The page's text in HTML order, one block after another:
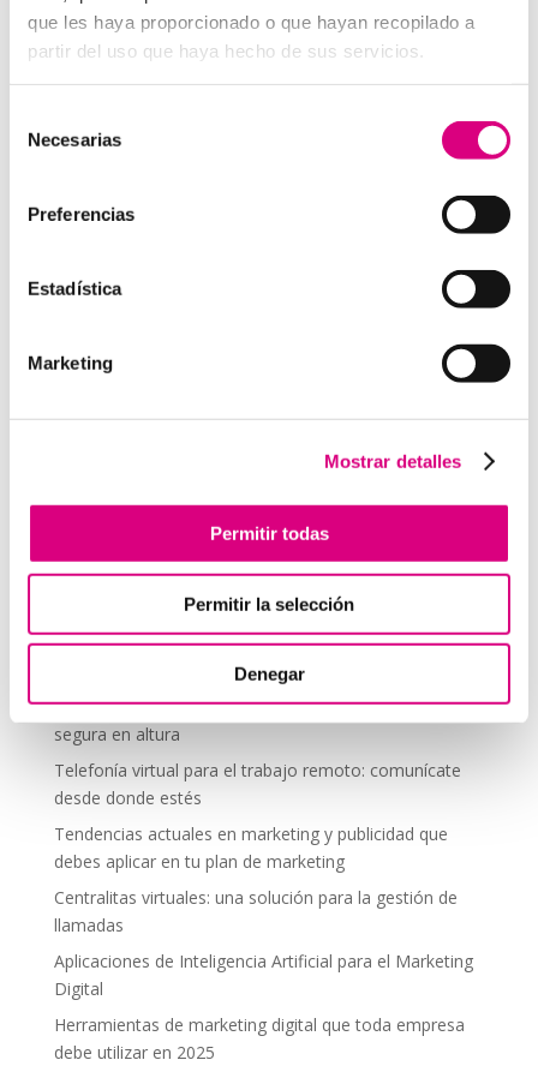
que les haya proporcionado o que hayan recopilado a
partir del uso que haya hecho de sus servicios.
Necesarias
Preferencias
Estadística
Marketing
Mostrar detalles
Permitir todas
Permitir la selección
Denegar
digital a ESET NOD 32, porque entienden que un
ataque en vacaciones puede suponer una pérdida de
EnSystem Network Communication
, con más de
15 años de experiencia, disponemos de un equipo de
negocio.Telefonía Virtual, Antivirus y Seguridad,
Business
; siempre con las garantías de un trabajo
través de nuestro email:
hola@grupo-system.com
Enviar comentario
Lo siento, debes estarconectadopara publicar un
comentario.
Telefonía Virtual
Interfonos IP para aerogeneradores: comunicación
segura en altura
Telefonía virtual para el trabajo remoto: comunícate
desde donde estés
Tendencias actuales en marketing y publicidad que
debes aplicar en tu plan de marketing
Centralitas virtuales: una solución para la gestión de
llamadas
Aplicaciones de Inteligencia Artificial para el Marketing
Digital
Herramientas de marketing digital que toda empresa
debe utilizar en 2025